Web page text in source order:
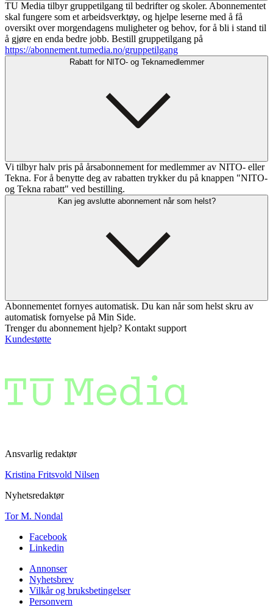
TU Media tilbyr gruppetilgang til bedrifter og skoler. Abonnementet
skal fungere som et arbeidsverktøy, og hjelpe leserne med å få
oversikt over morgendagens muligheter og behov, for å bli i stand til
å gjøre en enda bedre jobb. Bestill gruppetilgang på
https://abonnement.tumedia.no/gruppetilgang
Rabatt for NITO- og Teknamedlemmer
Vi tilbyr halv pris på årsabonnement for medlemmer av NITO- eller
Tekna. For å benytte deg av rabatten trykker du på knappen "NITO-
og Tekna rabatt" ved bestilling.
Kan jeg avslutte abonnement når som helst?
Abonnementet fornyes automatisk. Du kan når som helst skru av
automatisk fornyelse på Min Side.
Trenger du abonnement hjelp? Kontakt support
Kundestøtte
Ansvarlig redaktør
Kristina Fritsvold Nilsen
Nyhetsredaktør
Tor M. Nondal
Facebook
Linkedin
Annonser
Nyhetsbrev
Vilkår og bruksbetingelser
Personvern